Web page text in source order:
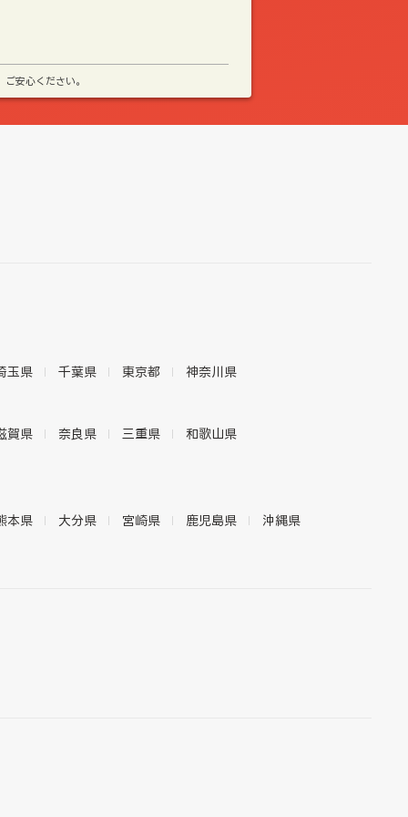
安心ください。
玉県 千葉県 東京都 神奈川県
賀県 奈良県 三重県 和歌山県
本県 大分県 宮崎県 鹿児島県 沖縄県